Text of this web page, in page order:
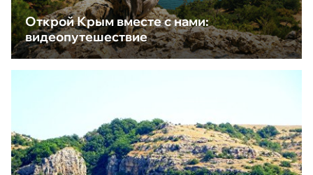
Открой Крым вместе с нами:
видеопутешествие